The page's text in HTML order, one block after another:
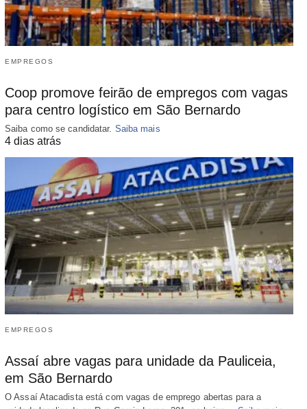
EMPREGOS
Coop promove feirão de empregos com vagas
para centro logístico em São Bernardo
Saiba como se candidatar. Saiba mais
4 dias atrás
EMPREGOS
Assaí abre vagas para unidade da Pauliceia,
em São Bernardo
O Assaí Atacadista está com vagas de emprego abertas para a